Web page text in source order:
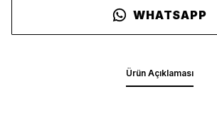
WHATSAPP
Ürün Açıklaması